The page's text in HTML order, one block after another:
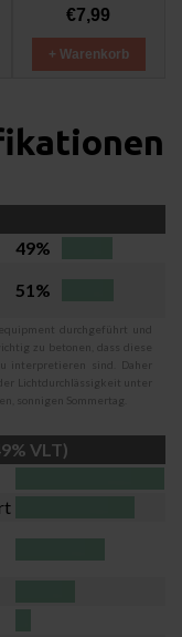
€7,99
+ Warenkorb
49%
51%
durchgeführt und
zu betonen, dass diese
interpretieren sind. Daher
Lichtdurchlässigkeit unter
sonnigen Sommertag.
VLT)